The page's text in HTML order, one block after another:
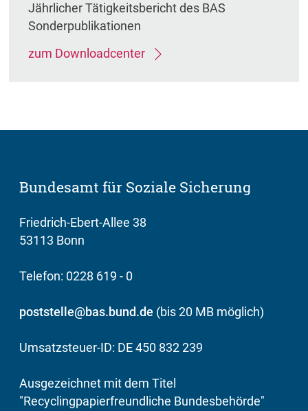
Jährlicher Tätigkeitsbericht des BAS
Sonderpublikationen
zum Downloadcenter
Bundesamt für Soziale Sicherung
Friedrich-Ebert-Allee 38
53113 Bonn
Telefon: 0228 619 - 0
poststelle@bas.bund.de (bis 20 MB möglich)
Umsatzsteuer-ID: DE 450 832 239
Ausgezeichnet mit dem Titel
"Recyclingpapierfreundliche Bundesbehörde"